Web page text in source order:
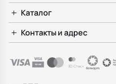
Каталог
Контакты и адрес